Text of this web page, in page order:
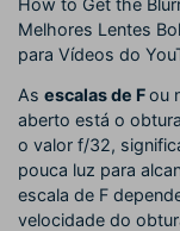
How to Get the
Melhores Lentes
para Vídeos do
As escalas de Fou
aberto está o
o valor f/32,
pouca luz para
escala de F
velocidade do